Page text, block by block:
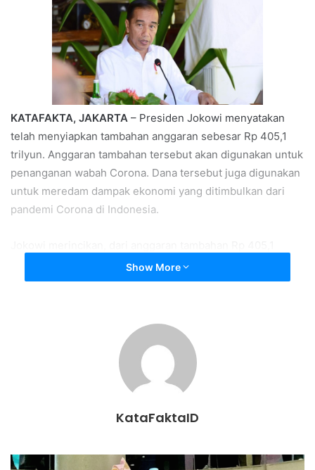
KATAFAKTA, JAKARTA – Presiden Jokowi menyatakan
telah menyiapkan tambahan anggaran sebesar Rp 405,1
trilyun. Anggaran tambahan tersebut akan digunakan untuk
penanganan wabah Corona. Dana tersebut juga digunakan
untuk meredam dampak ekonomi yang ditimbulkan dari
pandemi Corona di Indonesia.
trilyun ini sebanyak Rp 75 trilyun digunakan untuk belanja
bidang kesehatan, Rp 110 trilyun untuk perlindungan
“Dan Rp 150 triliun untuk pembiayaan program pemulihan
ekonomi nasional termasuk restrukturisasi kredit serta
penjaminan pembiayaan dunia usaha, terutama usaha
Show More
KataFaktaID